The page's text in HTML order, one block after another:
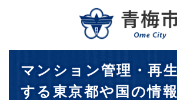
メニューを飛ばして本文へ
マンション管理・再
する東京都や国の情